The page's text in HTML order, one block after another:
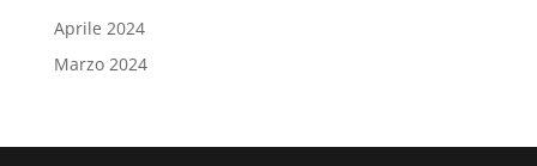
Aprile 2024
Marzo 2024